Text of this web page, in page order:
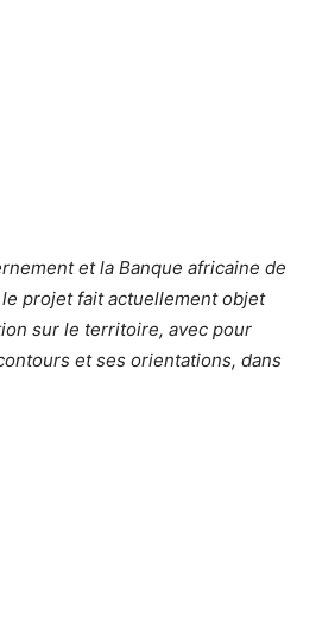
et la Banque africaine de
projet fait actuellement objet
sur le territoire, avec pour
et ses orientations, dans